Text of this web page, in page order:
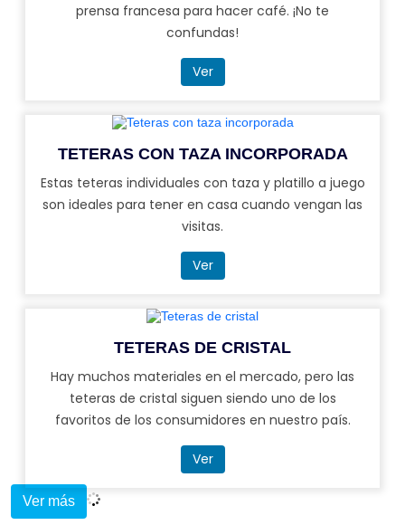
prensa francesa para hacer café. ¡No te
confundas!
Ver
TETERAS CON TAZA INCORPORADA
Estas teteras individuales con taza y platillo a juego
son ideales para tener en casa cuando vengan las
visitas.
Ver
TETERAS DE CRISTAL
Hay muchos materiales en el mercado, pero las
teteras de cristal siguen siendo uno de los
favoritos de los consumidores en nuestro país.
Ver
Ver más